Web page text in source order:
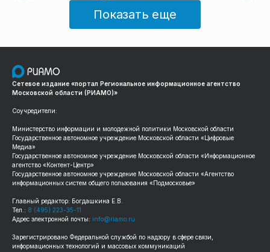
Показать еще
Сетевое издание «портал Региональное информационное агентство
Московской области (РИАМО)»
Соучредители:
Министерство информации и молодежной политики Московской области
Государственное автономное учреждение Московской области «Цифровые
Медиа»
Государственное автономное учреждение Московской области «Информационное
агентство «Контент-Центр»
Государственное автономное учреждение Московской области «Агентство
информационных систем общего пользования «Подмосковье»
Главный редактор: Богдашкина Е.В.
Тел.: 8 (495) 223-35-11
Адрес электронной почты: info@riamo.ru
Зарегистрировано Федеральной службой по надзору в сфере связи,
информационных технологий и массовых коммуникаций